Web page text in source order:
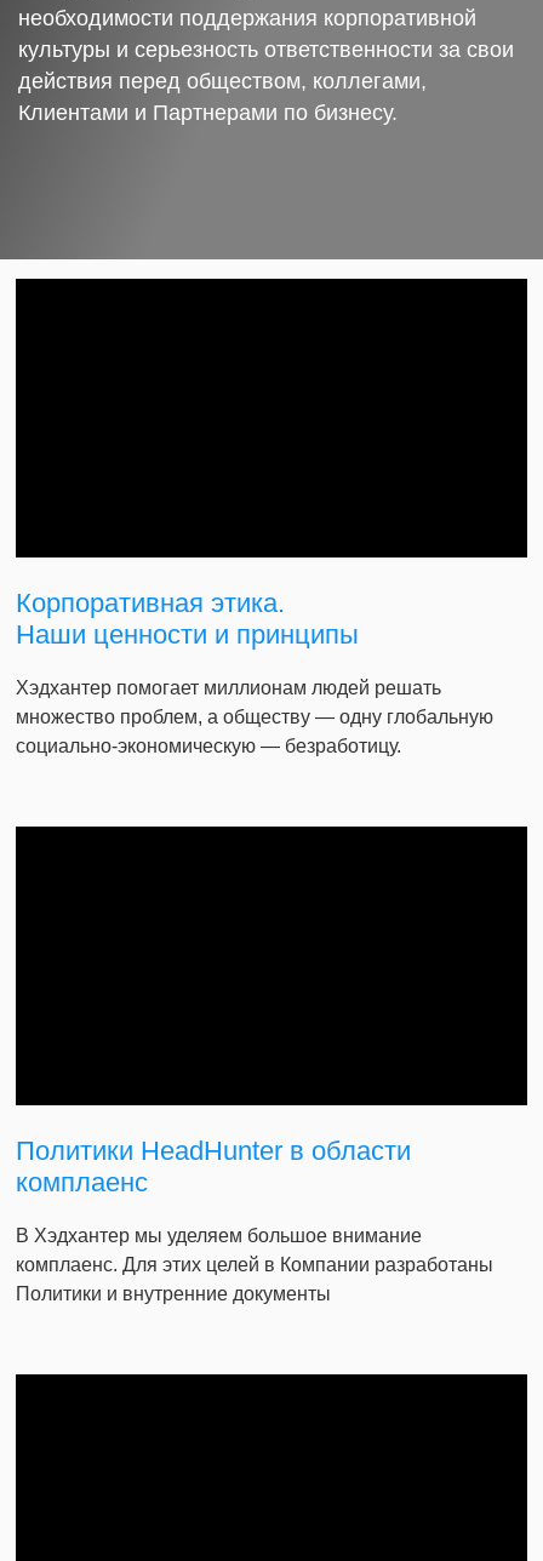
необходимости поддержания корпоративной
культуры и серьезность ответственности за свои
действия перед обществом, коллегами,
Клиентами и Партнерами по бизнесу.
Корпоративная этика.
Наши ценности и принципы
Хэдхантер помогает миллионам людей решать
множество проблем, а обществу — одну глобальную
социально-экономическую — безработицу.
Политики HeadHunter в области
комплаенс
В Хэдхантер мы уделяем большое внимание
комплаенс. Для этих целей в Компании разработаны
Политики и внутренние документы